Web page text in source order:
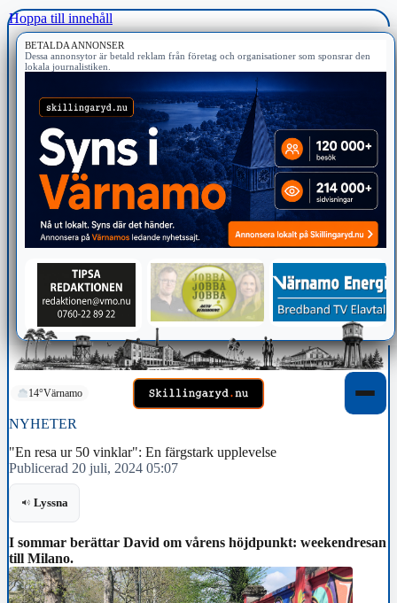
Hoppa till innehåll
BETALDA ANNONSER
Dessa annonsytor är betald reklam från företag och organisationer som sponsrar den
lokala journalistiken.
14°Värnamo
NYHETER
"En resa ur 50 vinklar": En färgstark upplevelse
Publicerad 20 juli, 2024 05:07
Lyssna
I sommar berättar David om vårens höjdpunkt: weekendresan
till Milano.